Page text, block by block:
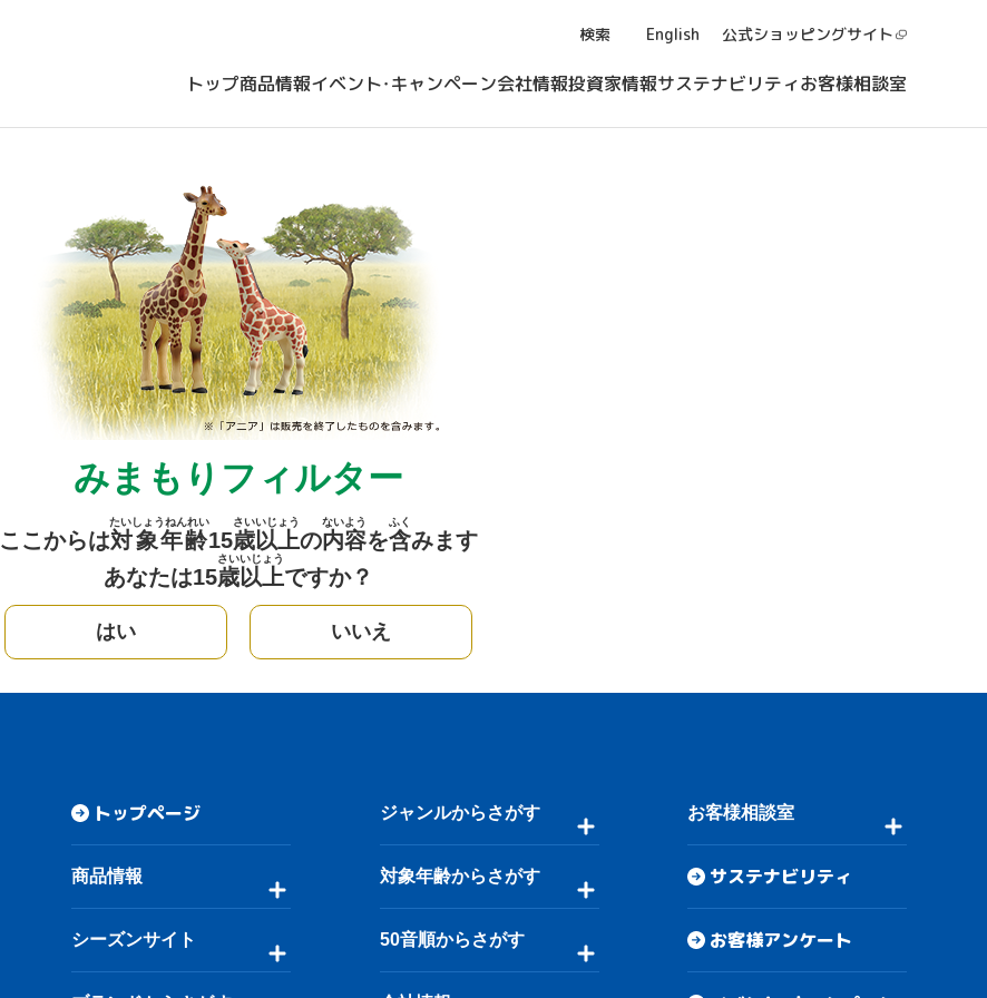
検索 English 公式ショッピングサイト
トップ商品情報イベント・キャンペーン会社情報投資家情報サステナビリティお客様相談室
みまもりフィルター
ここからは対象年齢
たいしょうねんれい
15歳
さい
以上
いじょう
の内容
ないよう
を含
ふく
みます
あなたは15歳
さい
以上
いじょう
ですか？
はい いいえ
トップページ
商品情報
シーズンサイト
ジャンルからさがす
対象年齢からさがす
50音順からさがす
お客様相談室
サステナビリティ
お客様アンケート